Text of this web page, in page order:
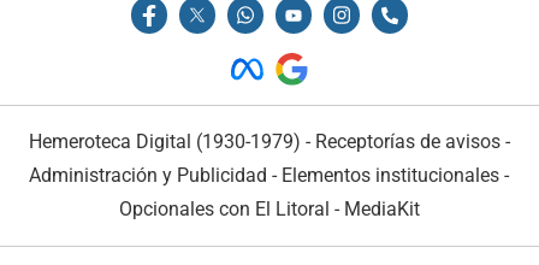
Hemeroteca Digital (1930-1979) - Receptorías de avisos -
Administración y Publicidad - Elementos institucionales -
Opcionales con El Litoral - MediaKit